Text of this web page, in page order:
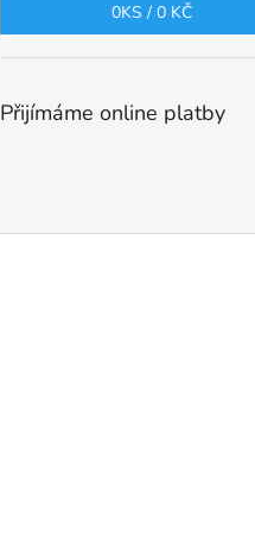
0KS / 0 KČ
Přijímáme online platby